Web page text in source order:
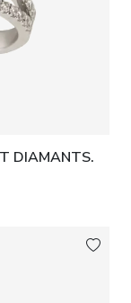
DIAMANTS.